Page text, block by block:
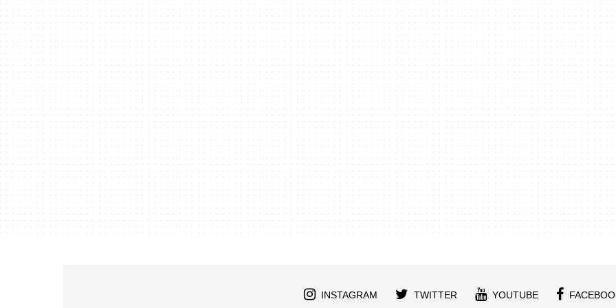
INSTAGRAM TWITTER YOUTUBE